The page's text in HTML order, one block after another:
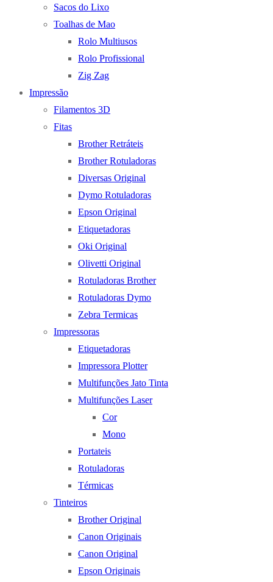
Sacos do Lixo
Toalhas de Mao
Rolo Multiusos
Rolo Profissional
Zig Zag
Impressão
Filamentos 3D
Fitas
Brother Retráteis
Brother Rotuladoras
Diversas Original
Dymo Rotuladoras
Epson Original
Etiquetadoras
Oki Original
Olivetti Original
Rotuladoras Brother
Rotuladoras Dymo
Zebra Termicas
Impressoras
Etiquetadoras
Impressora Plotter
Multifunções Jato Tinta
Multifunções Laser
Cor
Mono
Portateis
Rotuladoras
Térmicas
Tinteiros
Brother Original
Canon Originais
Canon Original
Epson Originais